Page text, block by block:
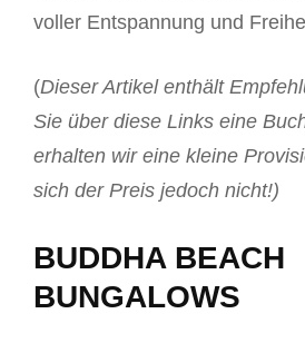
voller Entspannung und
(Dieser Artikel enthält
Sie über diese Links eine
erhalten wir eine kleine
sich der Preis jedoch nicht!)
BUDDHA BEACH
BUNGALOWS